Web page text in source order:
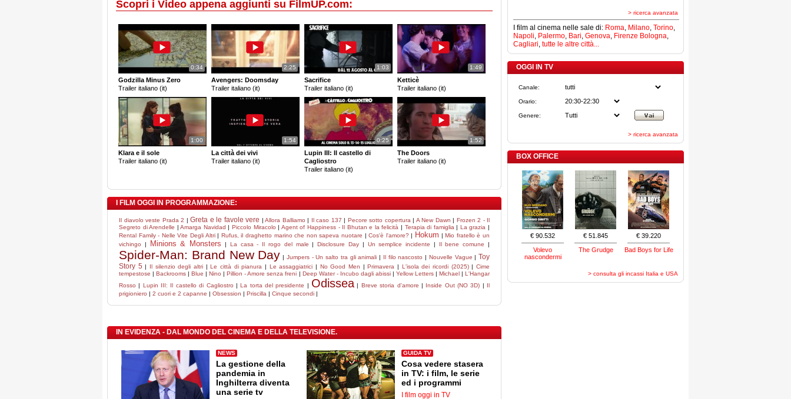
Scopri i Video appena aggiunti su FilmUP.com:
0:34
Godzilla Minus Zero
Trailer italiano (it)
2:25
Avengers: Doomsday
Trailer italiano (it)
1:03
Sacrifice
Trailer italiano (it)
1:49
Ketticè
Trailer italiano (it)
1:00
Klara e il sole
Trailer italiano (it)
1:54
La città dei vivi
Trailer italiano (it)
0:25
Lupin III: Il castello di
Cagliostro
Trailer italiano (it)
1:52
The Doors
Trailer italiano (it)
I FILM OGGI IN PROGRAMMAZIONE:
Il diavolo veste Prada 2 | Greta e le favole vere | Allora Balliamo | Il caso 137 | Pecore sotto copertura | A New Dawn | Frozen 2 - Il
Segreto di Arendelle |Amarga Navidad |Piccolo Miracolo | Agent of Happiness - Il Bhutan e la felicità | Terapia di famiglia | La grazia |
Rental Family - Nelle Vite Degli Altri| Rufus, il draghetto marino che non sapeva nuotare |Cos'è l'amore? | Hokum |Mio fratello è un
vichingo | Minions & Monsters | La casa - Il rogo del male |Disclosure Day| Un semplice incidente | Il bene comune |
Spider-Man: Brand New Day | Jumpers - Un salto tra gli animali | Il filo nascosto | Nouvelle Vague | Toy
Story 5 | Il silenzio degli altri |Le città di pianura | Le assaggiatrici | No Good Men |Primavera | L'isola dei ricordi (2025)|Cime
tempestose |Backrooms |Blue |Nino |Pillion - Amore senza freni | Deep Water - Incubo dagli abissi| Yellow Letters| Michael|L'Hangar
Rosso | Lupin III: Il castello di Cagliostro |La torta del presidente | Odissea | Breve storia d'amore | Inside Out (NO 3D) | Il
prigioniero | 2 cuori e 2 capanne | Obsession | Priscilla | Cinque secondi |
IN EVIDENZA - DAL MONDO DEL CINEMA E DELLA TELEVISIONE.
NEWS
La gestione della
pandemia in
Inghilterra diventa
una serie tv
GUIDA TV
Cosa vedere stasera
in TV: i film, le serie
ed i programmi
I film oggi in TV
> ricerca avanzata
I film al cinema nelle sale di: Roma, Milano, Torino,
Napoli, Palermo, Bari, Genova, Firenze Bologna,
Cagliari, tutte le altre città...
OGGI IN TV
Canale:
Orario:
Genere:
> ricerca avanzata
BOX OFFICE
€ 90.532
Volevo
nascondermi
€ 51.845
The Grudge
€ 39.220
Bad Boys for Life
> consulta gli incassi Italia e USA